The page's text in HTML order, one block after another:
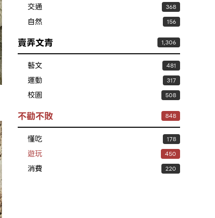
交通 368
自然 156
賣弄文青 1,306
藝文 481
運動 317
校園 508
不勸不敗 848
懂吃 178
遊玩 450
消費 220